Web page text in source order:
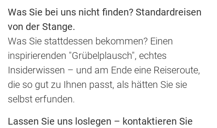
Was Sie bei uns nicht finden? Standardreisen
von der Stange.
Was Sie stattdessen bekommen? Einen
inspirierenden "Grübelplausch", echtes
Insiderwissen – und am Ende eine Reiseroute,
die so gut zu Ihnen passt, als hätten Sie sie
selbst erfunden.
Lassen Sie uns loslegen – kontaktieren Sie